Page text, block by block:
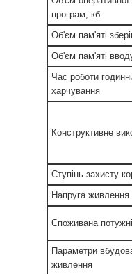
програм, кб
Об'єм пам'яті
Об'єм пам'яті
Час роботи
харчування
Конструктивне
Ступінь захисту
Напруга живлення
Споживана
Параметри
живлення